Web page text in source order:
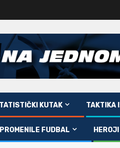
KUTAK TAKTIKA
FUDBAL